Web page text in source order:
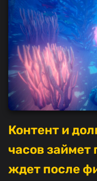
Контент и
часов займет
ждет после